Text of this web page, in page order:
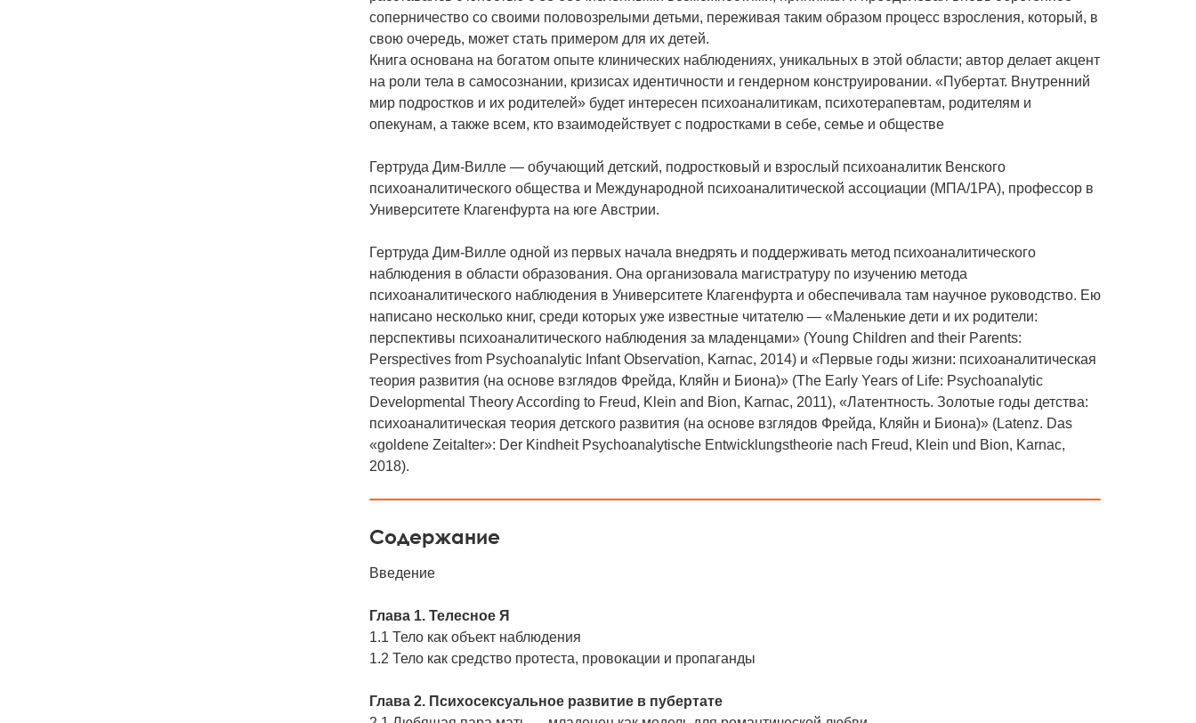
соперничество со своими половозрелыми детьми, переживая таким образом процесс взросления, который, в
свою очередь, может стать примером для их детей.
Книга основана на богатом опыте клинических наблюдениях, уникальных в этой области; автор делает акцент
на роли тела в самосознании, кризисах идентичности и гендерном конструировании. «Пубертат. Внутренний
мир подростков и их родителей» будет интересен психоаналитикам, психотерапевтам, родителям и
опекунам, а также всем, кто взаимодействует с подростками в себе, семье и обществе
Гертруда Дим-Вилле — обучающий детский, подростковый и взрослый психоаналитик Венского
психоаналитического общества и Международной психоаналитической ассоциации (МПА/1РА), профессор в
Университете Клагенфурта на юге Австрии.
Гертруда Дим-Вилле одной из первых начала внедрять и поддерживать метод психоаналитического
наблюдения в области образования. Она организовала магистратуру по изучению метода
психоаналитического наблюдения в Университете Клагенфурта и обеспечивала там научное руководство. Ею
написано несколько книг, среди которых уже известные читателю — «Маленькие дети и их родители:
перспективы психоаналитического наблюдения за младенцами» (Young Children and their Parents:
Perspectives from Psychoanalytic Infant Observation, Karnac, 2014) и «Первые годы жизни: психоаналитическая
теория развития (на основе взглядов Фрейда, Кляйн и Биона)» (The Early Years of Life: Psychoanalytic
Developmental Theory According to Freud, Klein and Bion, Karnac, 2011), «Латентность. Золотые годы детства:
психоаналитическая теория детского развития (на основе взглядов Фрейда, Кляйн и Биона)» (Latenz. Das
«goldene Zeitalter»: Der Kindheit Psychoanalytische Entwicklungstheorie nach Freud, Klein und Bion, Karnac,
2018).
Содержание
Введение
Глава 1. Телесное Я
1.1 Тело как объект наблюдения
1.2 Тело как средство протеста, провокации и пропаганды
Глава 2. Психосексуальное развитие в пубертате